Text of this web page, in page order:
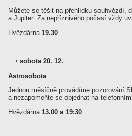
Můžete se těšit na přehlídku souhvězdí,
a Jupiter. Za nepříznivého počasí vždy
Hvězdárna 19.30
⟶ sobota 20. 12.
Astrosobota
Jednou měsíčně provádíme pozorování
a nezapomeňte se objednat na
Hvězdárna13.00 a 19:30